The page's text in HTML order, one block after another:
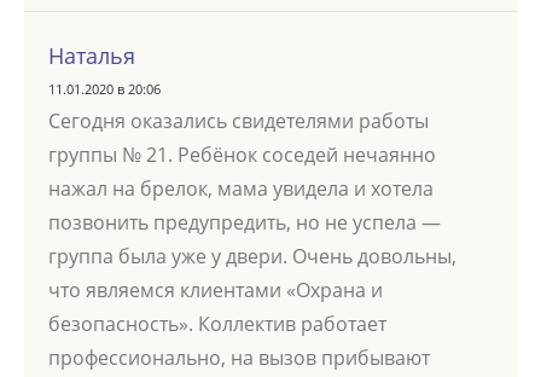
Наталья
11.01.2020 в 20:06
Сегодня оказались свидетелями работы
группы № 21. Ребёнок соседей нечаянно
нажал на брелок, мама увидела и хотела
позвонить предупредить, но не успела —
группа была уже у двери. Очень довольны,
что являемся клиентами «Охрана и
безопасность». Коллектив работает
профессионально, на вызов прибывают